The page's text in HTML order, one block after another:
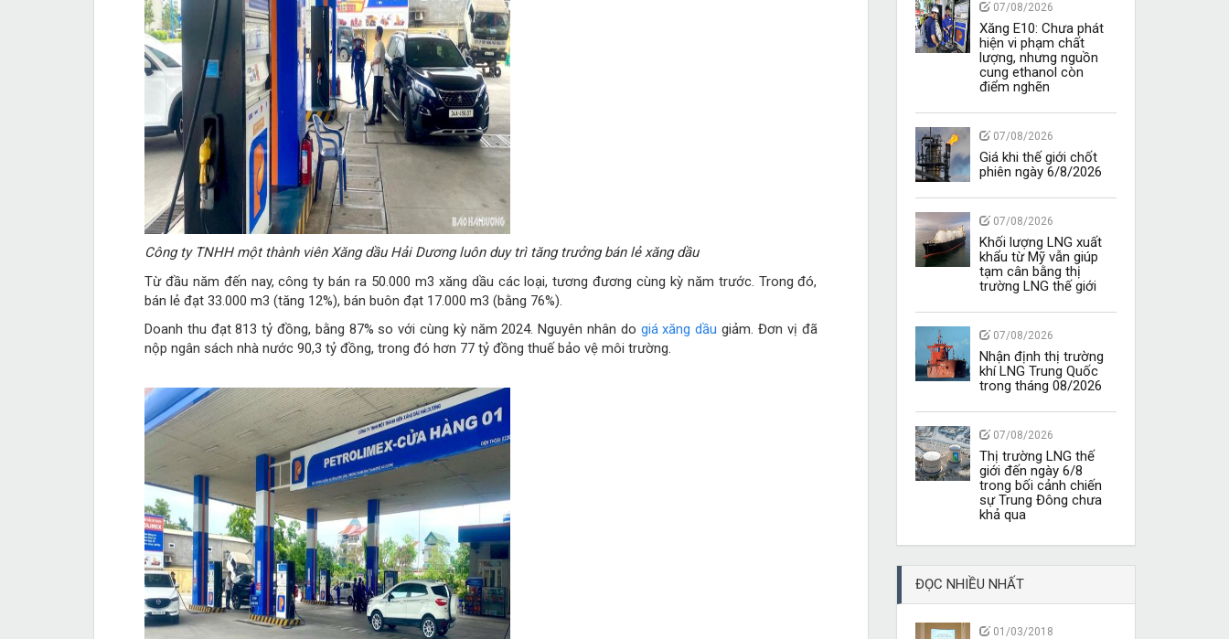
Công ty TNHH một thành viên Xăng dầu Hải Dương luôn duy trì tăng trưởng bán lẻ xăng dầu
Từ đầu năm đến nay, công ty bán ra 50.000 m3 xăng dầu các loại, tương đương cùng kỳ năm trước. Trong đó,
bán lẻ đạt 33.000 m3 (tăng 12%), bán buôn đạt 17.000 m3 (bằng 76%).
Doanh thu đạt 813 tỷ đồng, bằng 87% so với cùng kỳ năm 2024. Nguyên nhân do giá xăng dầu giảm. Đơn vị đã
nộp ngân sách nhà nước 90,3 tỷ đồng, trong đó hơn 77 tỷ đồng thuế bảo vệ môi trường.
07/08/2026
Xăng E10: Chưa phát
hiện vi phạm chất
lượng, nhưng nguồn
cung ethanol còn
điểm nghẽn
07/08/2026
Giá khi thế giới chốt
phiên ngày 6/8/2026
07/08/2026
Khối lượng LNG xuất
khẩu từ Mỹ vẫn giúp
tạm cân bằng thị
trường LNG thế giới
07/08/2026
Nhận định thị trường
khí LNG Trung Quốc
trong tháng 08/2026
07/08/2026
Thị trường LNG thế
giới đến ngày 6/8
trong bối cảnh chiến
sự Trung Đông chưa
khả qua
ĐỌC NHIỀU NHẤT
01/03/2018